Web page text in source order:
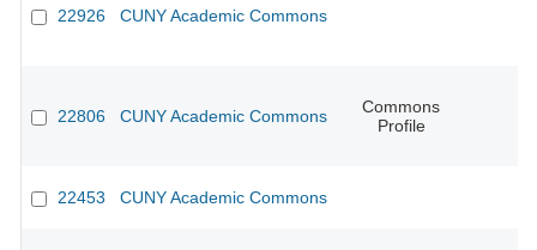
22926 CUNY Academic Commons
22806 CUNY Academic Commons
Commons
Profile
22453 CUNY Academic Commons